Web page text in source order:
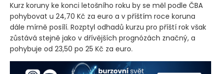
Kurz koruny ke konci letošního roku by se měl podle ČBA
pohybovat u 24,70 Kč za euro a v příštím roce koruna
dále mírně posílí. Rozptyl odhadů kurzu pro příští rok však
zůstává stejně jako v dřívějších prognózách značný, a
pohybuje od 23,50 po 25 Kč za euro.